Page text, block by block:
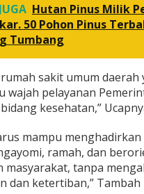
Hutan Pinus Milik
50 Pohon Pinus
Tumbang
rumah sakit umum daerah
wajah pelayanan
kesehatan,”
mampu
ramah, dan
masyarakat, tanpa
dan ketertiban,” Tambah